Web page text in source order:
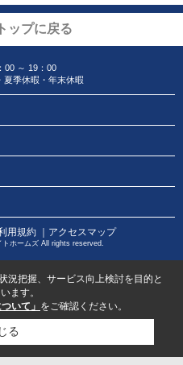
ップに戻る
00 ～ 19：00
夏季休暇・年末休暇
用規約 ｜アクセスマップ
ホームズ All rights reserved.
況把握、サービス向上検討を目的と
ます。
いて」 をご確認ください。
る